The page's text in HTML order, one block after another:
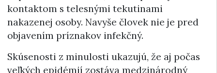
kontaktom s telesnými tekutinami
nakazenej osoby. Navyše človek nie je pred
objavením príznakov infekčný.
Skúsenosti z minulosti ukazujú, že aj počas
veľkých epidémií zostáva medzinárodný